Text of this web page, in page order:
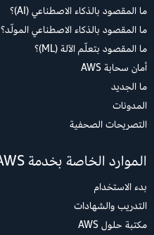
ما المقصود بالذكاء الاصطناعي (AI)؟
ما المقصود بالذكاء الاصطناعي المولّد؟
ما المقصود بتعلّم الآلة (ML)؟
أمان سحابة AWS
ما الجديد
المدونات
التصريحات الصحفية
الموارد الخاصة بخدمة AWS
بدء الاستخدام
التدريب والشهادات
مكتبة حلول AWS